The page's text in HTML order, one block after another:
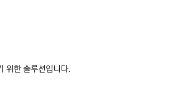
한 솔루션입니다.